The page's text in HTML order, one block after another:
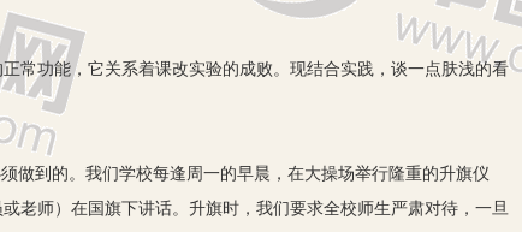
功能，它关系着课改实验的成败。现结合实践，谈一点肤浅的看
到的。我们学校每逢周一的早晨，在大操场举行隆重的升旗仪
老师）在国旗下讲话。升旗时，我们要求全校师生严肃对待，一旦